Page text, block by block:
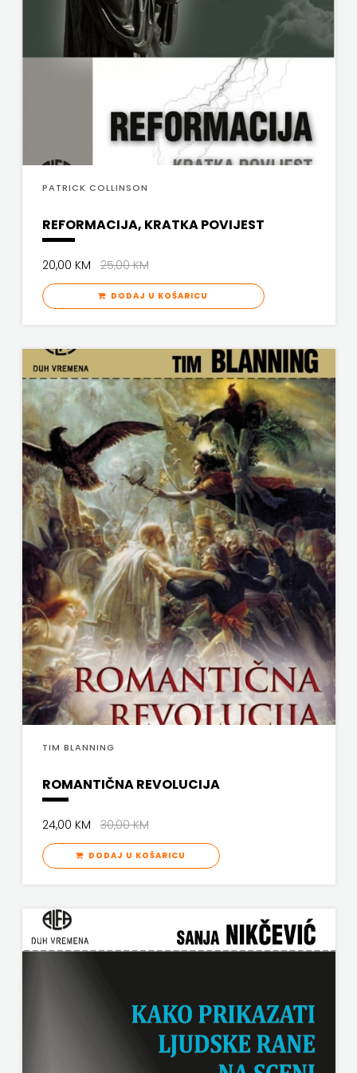
SV.ANTUNA
NAKLADA
DJECA
OGNJIŠTA
ODEON
OMEGA
LAN
Pearson
PLANET
ZOE
PLANETOPIJA
PLANJAX
KOMERC
POETIKA
POPULUS
PROFIL
PULS
HERCEG-
ROCKMARK
SALESIANA
PATRICK COLLINSON
REFORMACIJA, KRATKA POVIJEST
20,00 KM25,00 KM
DODAJ U KOŠARICU
TIM BLANNING
ROMANTIČNA REVOLUCIJA
24,00 KM30,00 KM
DODAJ U KOŠARICU